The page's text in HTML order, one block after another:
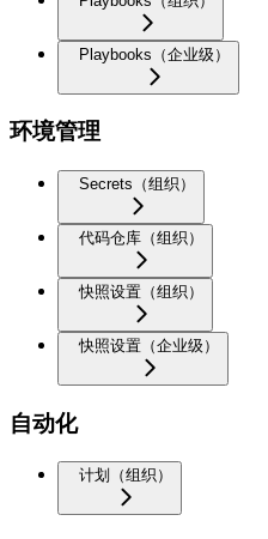
Playbooks（企业级）
环境管理
Secrets（组织）
代码仓库（组织）
快照设置（组织）
快照设置（企业级）
自动化
计划（组织）